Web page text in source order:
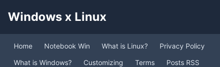
Windows x Linux
Home Notebook Win What is Linux?
Privacy Policy
What is Windows?
Customizing Terms
Posts RSS